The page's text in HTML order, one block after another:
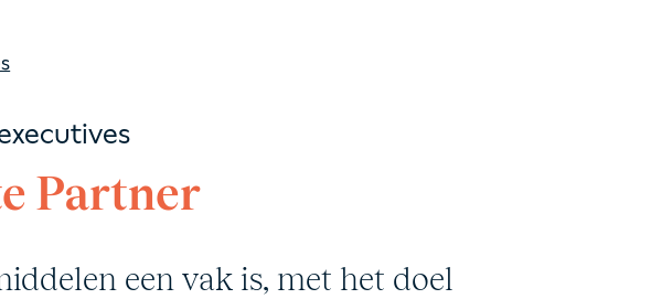
Partner
een vak is, met het doel